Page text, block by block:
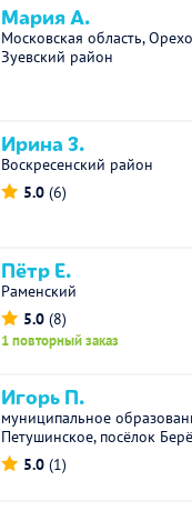
Мария А.
Московская область,
Зуевский район
Ирина З.
Воскресенский район
5.0 (6)
Пётр Е.
Раменский
5.0 (8)
1 повторный заказ
Игорь П.
муниципальное
Петушинское, посёлок
5.0 (1)